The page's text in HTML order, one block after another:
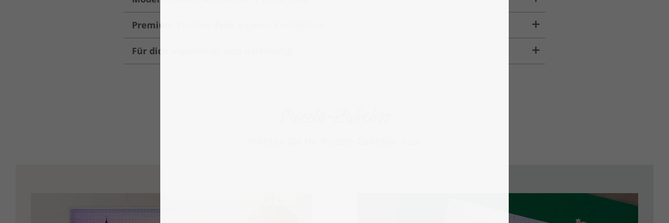
Premium-Puzzles dank eigener Produktion
Für dich angefertigt und nachhaltig